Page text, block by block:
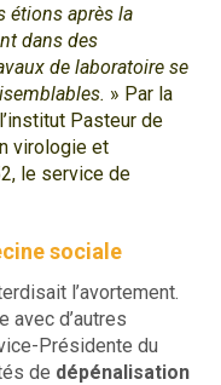
étions après la
dans des
de laboratoire se
» Par la
Pasteur de
virologie et
le service de
sociale
l’avortement.
avec d’autres
Présidente du
de dépénalisation